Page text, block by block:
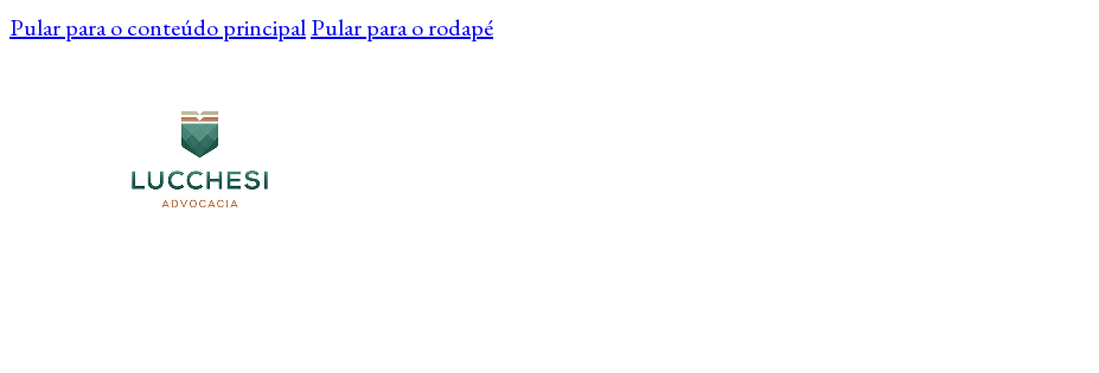
Pular para o conteúdo principalPular para o rodapé